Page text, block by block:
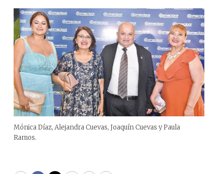
Mónica Díaz, Alejandra Cuevas, Joaquín Cuevas y Paula
Ramos.